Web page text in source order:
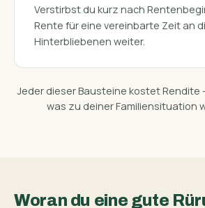
Verstirbst du kurz nach
Rente für eine vereinbarte Zeit an
Hinterbliebenen weiter.
Jeder dieser Bausteine kostet Rendite
was zu deiner Familiensituation
Woran du eine gute